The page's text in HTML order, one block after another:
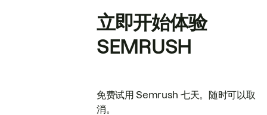
立即开始体验
SEMRUSH
免费试用 Semrush 七天。随时可以取
消。